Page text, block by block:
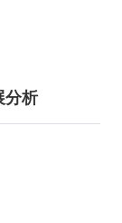
分析